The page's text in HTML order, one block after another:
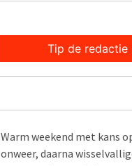
Tip de redactie
Warm weekend met kans
onweer, daarna